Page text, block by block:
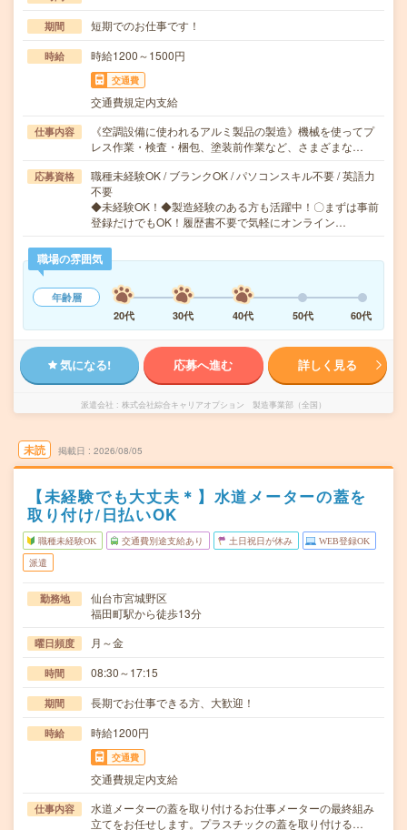
期間 短期でのお仕事です！
時給 時給1200～1500円
交通費
交通費規定内支給
仕事内容
《空調設備に使われるアルミ製品の製造》機械を使ってプ
レス作業・検査・梱包、塗装前作業など、さまざまな…
応募資格
職種未経験OK / ブランクOK / パソコンスキル不要 / 英語力
不要
◆未経験OK！◆製造経験のある方も活躍中！〇まずは事前
登録だけでもOK！履歴書不要で気軽にオンライン…
職場の雰囲気
年齢層
20代
30代 40代 50代 60代
気になる! 応募へ進む 詳しく見る
派遣会社 株式会社綜合キャリアオプション 製造事業部（全国）
未読 掲載日 2026/08/05
【未経験でも大丈夫＊】水道メーターの蓋を
取り付け/日払いOK
職種未経験OK 交通費別途支給あり 土日祝日が休み WEB登録OK
派遣
勤務地
仙台市宮城野区
福田町駅から徒歩13分
曜日頻度 月～金
時間 08:30～17:15
期間 長期でお仕事できる方、大歓迎！
時給 時給1200円
交通費
交通費規定内支給
仕事内容
水道メーターの蓋を取り付けるお仕事メーターの最終組み
立てをお任せします。プラスチックの蓋を取り付ける…